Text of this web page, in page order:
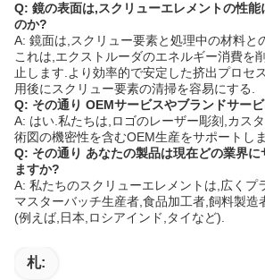
Q: 鏡の表面は,スクリューエレメントの性能
のか?
A: 鏡面は,スクリュー要素と処理中の材料と
これは,エクストルーダのエネルギー消費を
止します.より効率的で安定した挤出プロセ
用後にスクリュー要素の清掃を容易にする.
Q: その通り OEMサービスやブランドサー
A: はい.私たちは,ロゴのレーザー彫刻,カス
術図の機密性を含むOEM生産をサポートし
Q: その通り あなたの製品は現在どの業界
ますか?
A: 私たちのスクリューエレメントは,広くプ
マスターバッチ生産者,食品加工者,飼料製造
(例えば,日本,ロシアインド,タイなど).
札: